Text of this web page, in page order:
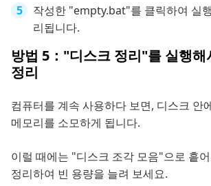
작성한 "empty.bat"를 클릭하여 실
리됩니다.
방법 5："디스크 정리"를 실행해
정리
컴퓨터를 계속 사용하다 보면, 디스크 안
메모리를 소모하게 됩니다.
이럴 때에는 "디스크 조각 모음"으로 흩
정리하여 빈 용량을 늘려 보세요.